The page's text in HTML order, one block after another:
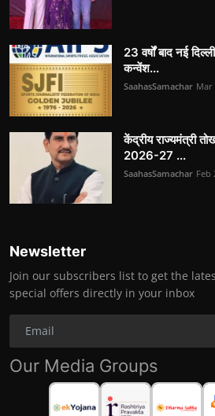
23 वर्षों बाद नई
कन्वेंश...
SaahasSamachar Mar
केंद्रीय राज्यमंत्री
2026-27 ...
SaahasSamachar Feb
Newsletter
Join our subscribers list to get the
special offers directly in your inbox
Our Media Groups